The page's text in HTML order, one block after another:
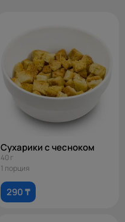
Сухарики с чесноком
40 г
1 порция
290 ₸